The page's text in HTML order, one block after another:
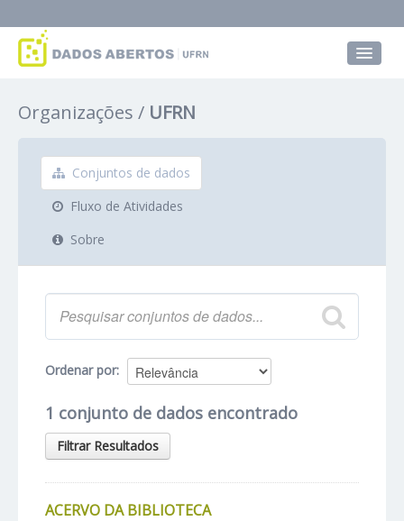
Grupos
Sobre
Organizações UFRN
Conjuntos de dados
Fluxo de Atividades
Sobre
Ordenar por
1 conjunto de dados encontrado
Filtrar Resultados
ACERVO DA BIBLIOTECA